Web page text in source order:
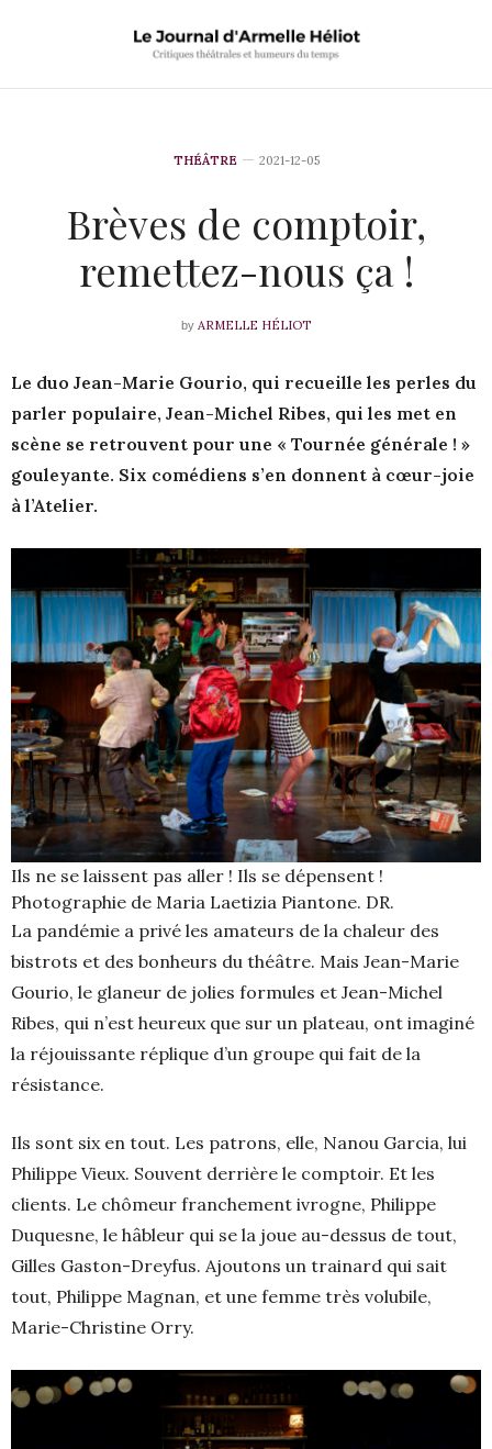
THÉÂTRE 2021-12-05
Brèves de comptoir,
remettez-nous ça !
by ARMELLE HÉLIOT
Le duo Jean-Marie Gourio, qui recueille les perles du
parler populaire, Jean-Michel Ribes, qui les met en
scène se retrouvent pour une « Tournée générale ! »
gouleyante. Six comédiens s’en donnent à cœur-joie
à l’Atelier.
Ils ne se laissent pas aller ! Ils se dépensent !
Photographie de Maria Laetizia Piantone. DR.
La pandémie a privé les amateurs de la chaleur des
bistrots et des bonheurs du théâtre. Mais Jean-Marie
Gourio, le glaneur de jolies formules et Jean-Michel
Ribes, qui n’est heureux que sur un plateau, ont imaginé
la réjouissante réplique d’un groupe qui fait de la
résistance.
Ils sont six en tout. Les patrons, elle, Nanou Garcia, lui
Philippe Vieux. Souvent derrière le comptoir. Et les
clients. Le chômeur franchement ivrogne, Philippe
Duquesne, le hâbleur qui se la joue au-dessus de tout,
Gilles Gaston-Dreyfus. Ajoutons un trainard qui sait
tout, Philippe Magnan, et une femme très volubile,
Marie-Christine Orry.